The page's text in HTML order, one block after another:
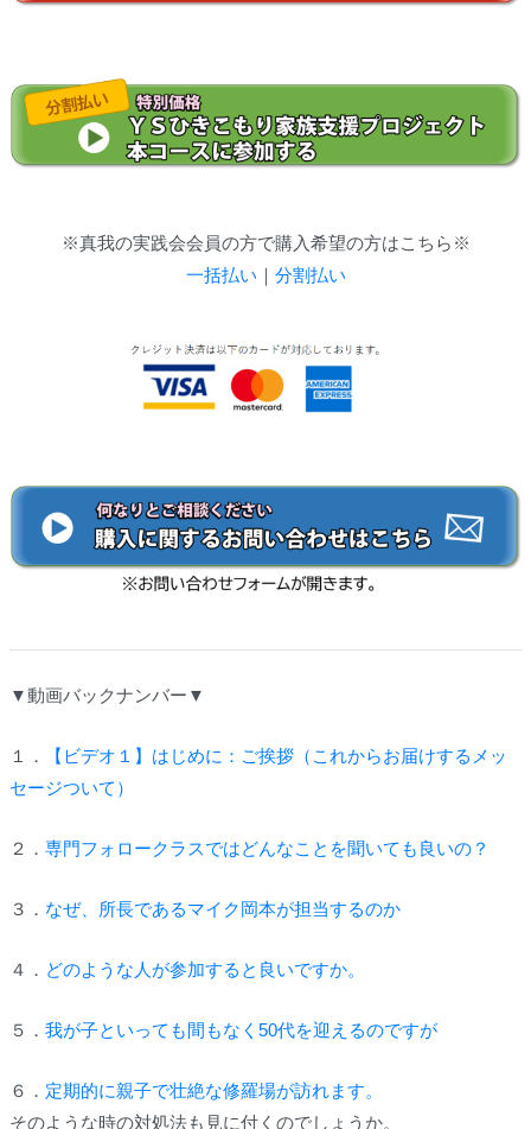
※真我の実践会会員の方で購入希望の方はこちら※
一括払い ｜ 分割払い
▼動画バックナンバー▼
１．
【ビデオ１】はじめに：ご挨拶（これからお届けするメッ
セージついて）
２． 専門フォロークラスではどんなことを聞いても良いの？
３． なぜ、所長であるマイク岡本が担当するのか
４． どのような人が参加すると良いですか。
５． 我が子といっても間もなく50代を迎えるのですが
６． 定期的に親子で壮絶な修羅場が訪れます。
そのような時の対処法も見に付くのでしょうか。